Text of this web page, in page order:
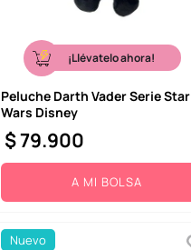
¡Llévatelo ahora!
Peluche Darth Vader Serie Star
Wars Disney
$79.900
A MI BOLSA
Nuevo